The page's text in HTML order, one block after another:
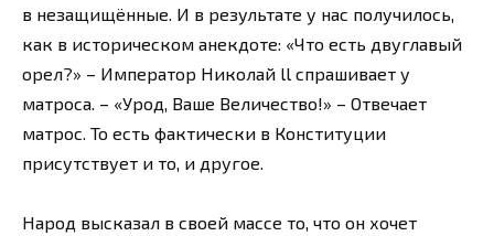
в незащищённые. И в результате у нас получилось,
как в историческом анекдоте: «Что есть двуглавый
орел?» – Император Николай ll спрашивает у
матроса. – «Урод, Ваше Величество!» – Отвечает
матрос. То есть фактически в Конституции
присутствует и то, и другое.
Народ высказал в своей массе то, что он хочет